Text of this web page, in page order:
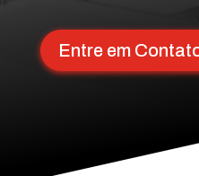
Entre em